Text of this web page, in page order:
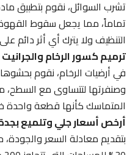
تشرب السوائل، نقوم بتطبيق مادة
تماماً، مما يجعل سقوط القهوة
التنظيف ولا يترك أي أثر دائم على
ترميم كسور الرخام والجرانيت
في أرضيات الرخام، نقوم بحشوها
وصنفرتها لتتساوى مع السطح،
المتماسك كأنها قطعة واحدة
أرخص أسعار جلي وتلميع بجدة
بتقديم معادلة السعر والجودة،